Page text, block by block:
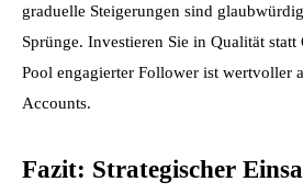
graduelle Steigerungen sind
Sprünge. Investieren Sie in Qualität
Pool engagierter Follower ist wertvoller
Accounts.
Fazit: Strategischer